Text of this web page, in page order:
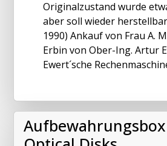
Originalzustand wurde
aber soll wieder
1990) Ankauf von Frau A.
Erbin von Ober-Ing. Artur
Ewert´sche